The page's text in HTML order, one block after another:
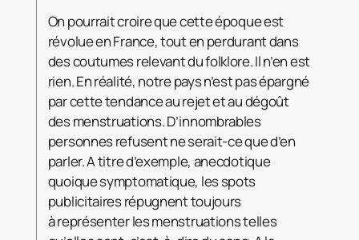
On pourrait croire que cette époque est
révolue en France, tout en perdurant dans
des coutumes relevant du folklore. Il n’en est
rien. En réalité, notre pays n’est pas épargné
par cette tendance au rejet et au dégoût
des menstruations. D’innombrables
personnes refusent ne serait-ce que d’en
parler. A titre d’exemple, anecdotique
quoique symptomatique, les spots
publicitaires répugnent toujours
à représenter les menstruations telles